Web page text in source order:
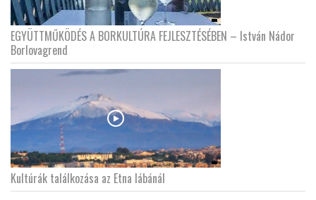
EGYÜTTMŰKÖDÉS A BORKULTÚRA FEJLESZTÉSÉBEN – István Nádor
Borlovagrend
Kultúrák találkozása az Etna lábánál